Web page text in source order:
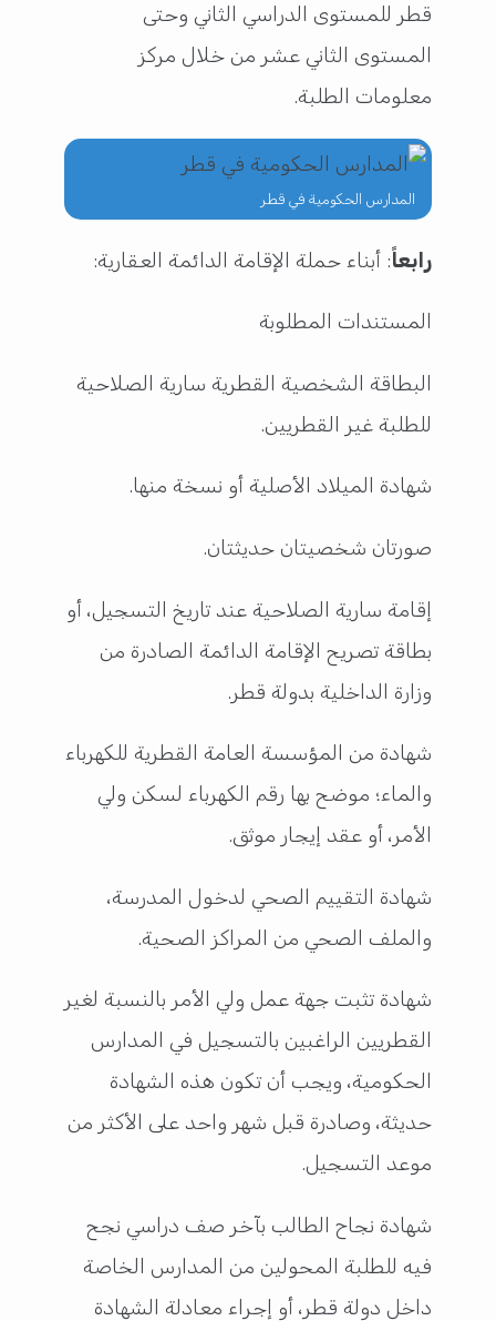
قطر للمستوى الدراسي الثاني وحتى
المستوى الثاني عشر من خلال مركز
معلومات الطلبة.
المدارس الحكومية في قطر
رابعاً: أبناء حملة الإقامة الدائمة العقارية:
المستندات المطلوبة
البطاقة الشخصية القطرية سارية الصلاحية
للطلبة غير القطريين.
شهادة الميلاد الأصلية أو نسخة منها.
صورتان شخصيتان حديثتان.
إقامة سارية الصلاحية عند تاريخ التسجيل، أو
بطاقة تصريح الإقامة الدائمة الصادرة من
وزارة الداخلية بدولة قطر.
شهادة من المؤسسة العامة القطرية للكهرباء
والماء؛ موضح بها رقم الكهرباء لسكن ولي
الأمر، أو عقد إيجار موثق.
شهادة التقييم الصحي لدخول المدرسة،
والملف الصحي من المراكز الصحية.
شهادة تثبت جهة عمل ولي الأمر بالنسبة لغير
القطريين الراغبين بالتسجيل في المدارس
الحكومية، ويجب أن تكون هذه الشهادة
حديثة، وصادرة قبل شهر واحد على الأكثر من
موعد التسجيل.
شهادة نجاح الطالب بآخر صف دراسي نجح
فيه للطلبة المحولين من المدارس الخاصة
داخل دولة قطر، أو إجراء معادلة الشهادة